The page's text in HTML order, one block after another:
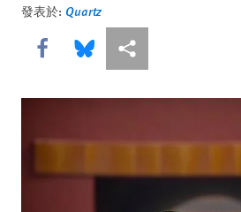
發表於: Quartz
Share this via Facebook
Share this via Bluesky
More sharing options